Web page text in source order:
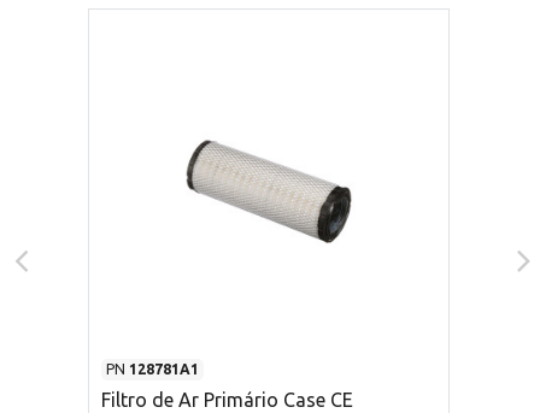
PN 128781A1
Filtro de Ar Primário Case CE